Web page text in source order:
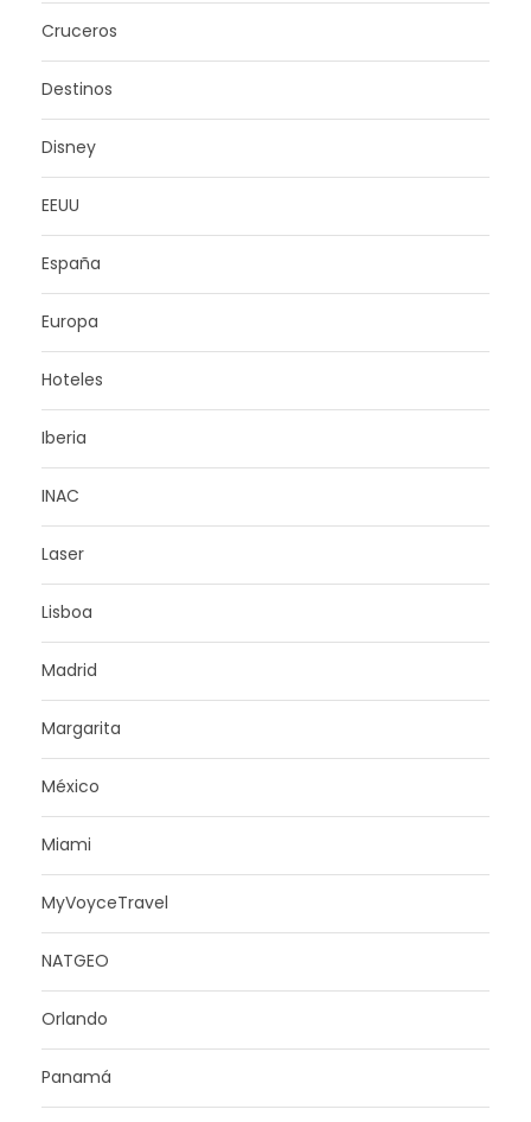
Cruceros
Destinos
Disney
EEUU
España
Europa
Hoteles
Iberia
INAC
Laser
Lisboa
Madrid
Margarita
México
Miami
MyVoyceTravel
NATGEO
Orlando
Panamá